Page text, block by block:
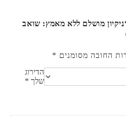
מושלם ללא מאמץ: שואב
החובה מסומנים *
הדירוג
שלך *